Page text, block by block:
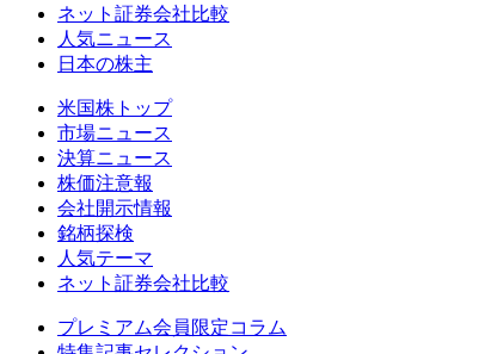
ネット証券会社比較
人気ニュース
日本の株主
米国株トップ
市場ニュース
決算ニュース
株価注意報
会社開示情報
銘柄探検
人気テーマ
ネット証券会社比較
プレミアム会員限定コラム